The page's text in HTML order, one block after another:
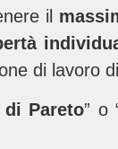
il
di lavoro
Pareto” o